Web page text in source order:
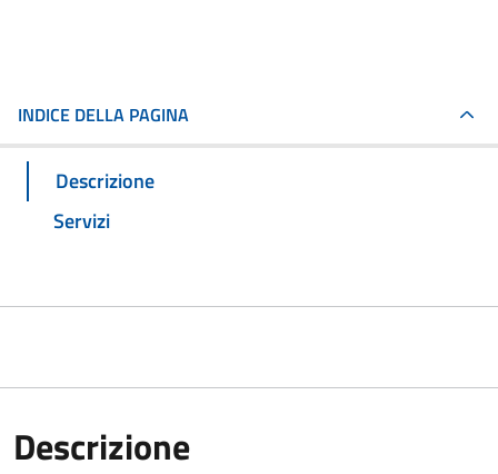
INDICE DELLA PAGINA
Descrizione
Servizi
Descrizione